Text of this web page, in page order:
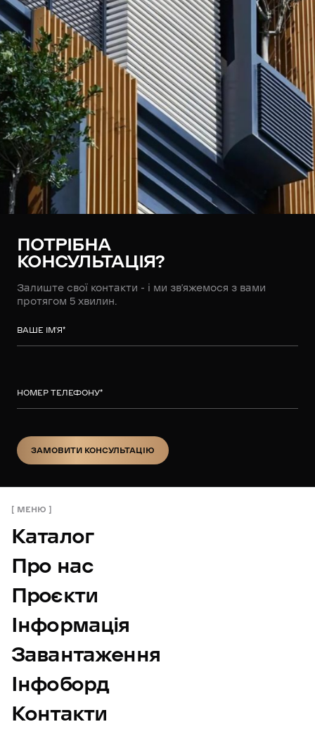
ПОТРІБНА
КОНСУЛЬТАЦІЯ?
Залиште свої контакти - і ми зв’яжемося з вами
протягом 5 хвилин.
ВАШЕ ІМ’Я*
НОМЕР ТЕЛЕФОНУ*
ЗАМОВИТИ КОНСУЛЬТАЦІЮ
МЕНЮ
Каталог
Про нас
Проєкти
Інформація
Завантаження
Інфоборд
Контакти